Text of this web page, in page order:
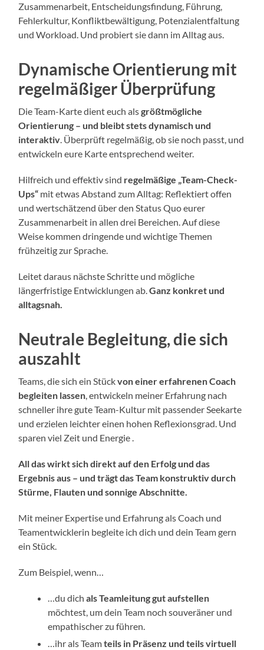
Zusammenarbeit, Entscheidungsfindung, Führung,
Fehlerkultur, Konfliktbewältigung, Potenzialentfaltung
und Workload. Und probiert sie dann im Alltag aus.
Dynamische Orientierung mit
regelmäßiger Überprüfung
Die Team-Karte dient euch alsgrößtmögliche
Orientierung – und bleibt stets dynamisch und
interaktiv. Überprüft regelmäßig, ob sie noch passt, und
entwickeln eure Karte entsprechend weiter.
Hilfreich und effektiv sind regelmäßige „Team-Check-
Ups“ mit etwas Abstand zum Alltag: Reflektiert offen
und wertschätzend über den Status Quo eurer
Zusammenarbeit in allen drei Bereichen. Auf diese
Weise kommen dringende und wichtige Themen
frühzeitig zur Sprache.
Leitet daraus nächste Schritte und mögliche
längerfristige Entwicklungen ab.Ganz konkret und
alltagsnah.
Neutrale Begleitung, die sich
auszahlt
Teams, die sich ein Stückvon einer erfahrenen Coach
begleiten lassen, entwickeln meiner Erfahrung nach
schneller ihre gute Team-Kultur mit passender Seekarte
und erzielen leichter einen hohen Reflexionsgrad. Und
sparen viel Zeit und Energie .
All das wirkt sich direkt auf den Erfolg und das
Ergebnis aus – und trägt das Team konstruktiv durch
Stürme, Flauten und sonnige Abschnitte.
Mit meiner Expertise und Erfahrung als Coach und
Teamentwicklerin begleite ich dich und dein Team gern
ein Stück.
Zum Beispiel, wenn…
…du dichals Teamleitung gut aufstellen
möchtest, um dein Team noch souveräner und
empathischer zu führen.
…ihr als Teamteils in Präsenz und teils virtuell